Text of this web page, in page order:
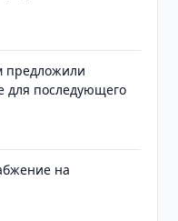
предложили
для последующего
на